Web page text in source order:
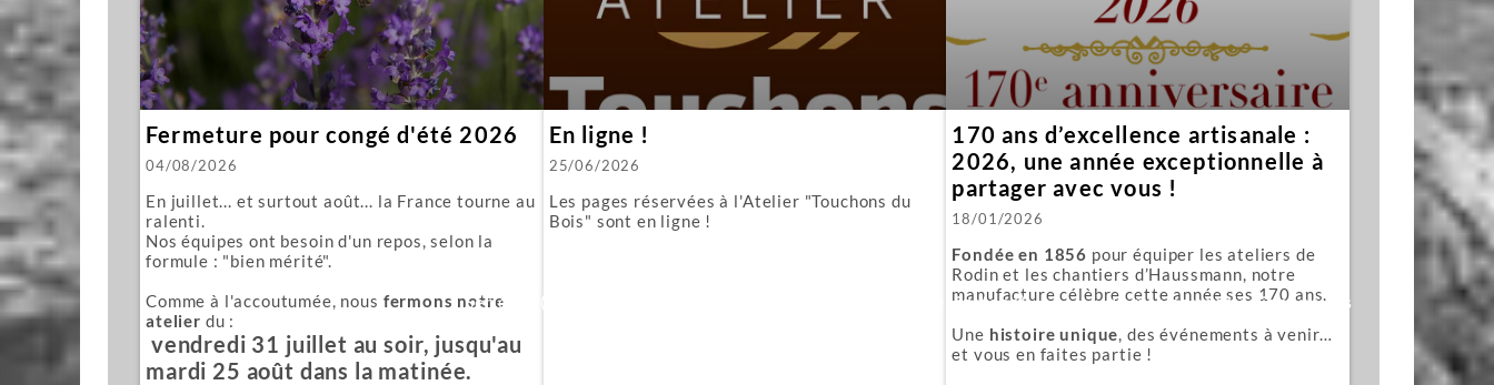
Évidemment nous fournissons aussi toutes les lames de rechange.
Série Or (Gold series) Épée démoniaque (Onigatana) Lames pour scies japonaises
Fermeture pour congé d'été 2026
04/08/2026
En juillet... et surtout août... la France tourne au
ralenti.
Nos équipes ont besoin d'un repos, selon la
formule : "bien mérité".
Comme à l'accoutumée, nous fermons notre
atelier du :
vendredi 31 juillet au soir, jusqu'au
mardi 25 août dans la matinée.
En ligne !
25/06/2026
Les pages réservées à l'Atelier "Touchons du
Bois" sont en ligne !
170 ans d’excellence artisanale :
2026, une année exceptionnelle à
partager avec vous !
18/01/2026
Fondée en 1856 pour équiper les ateliers de
Rodin et les chantiers d’Haussmann, notre
manufacture célèbre cette année ses 170 ans.
Une histoire unique, des événements à venir…
et vous en faites partie !